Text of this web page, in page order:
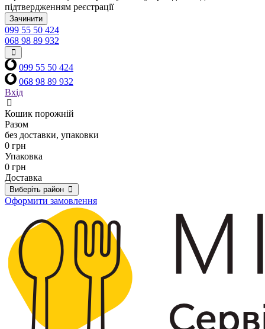
підтвердженням реєстрації
Зачинити
099 55 50 424
068 98 89 932
099 55 50 424
068 98 89 932
Вхід
Кошик порожній
Разом
без доставки, упаковки
0 грн
Упаковка
0 грн
Доставка
Виберіть район
Оформити замовлення